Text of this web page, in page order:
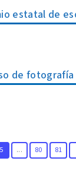
estatal de
de
5 ... 80 81